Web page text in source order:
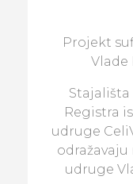
Projekt
Vlade
Stajališta
Registra
udruge
odražavaju
udruge